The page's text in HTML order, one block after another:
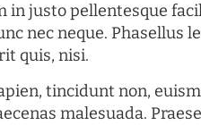
in justo pellentesque
nec neque. Phasellus
quis, nisi.
tincidunt non,
malesuada.